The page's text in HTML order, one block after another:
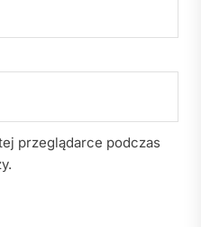
przeglądarce podczas